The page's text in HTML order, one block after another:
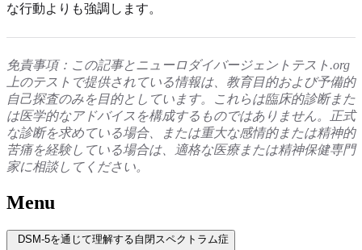
な行動よりも強調します。
免責事項：この記事とニューロダイバージェントテスト.org
上のテストで提供されている情報は、教育目的および予備的
自己探査のみを目的としています。これらは臨床的診断また
は医学的なアドバイスを構成するものではありません。正式
な診断を求めている場合、または重大な感情的または精神的
苦痛を経験している場合は、適格な医療または精神保健専門
家に相談してください。
Menu
DSM-5を通じて理解する自閉スペクトラム症